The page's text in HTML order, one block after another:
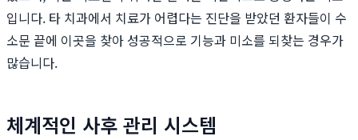
입니다. 타 치과에서 치료가 어렵다는 진단을 받았던 환자들이 수
소문 끝에 이곳을 찾아 성공적으로 기능과 미소를 되찾는 경우가
많습니다.
체계적인 사후 관리 시스템